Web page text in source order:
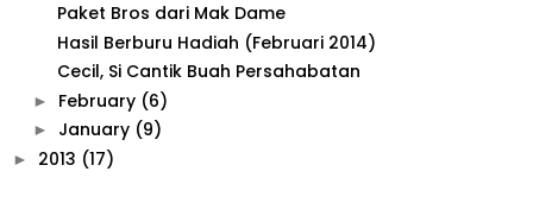
Paket Bros dari Mak Dame
Hasil Berburu Hadiah (Februari 2014)
Cecil, Si Cantik Buah Persahabatan
► February (6)
► January (9)
► 2013 (17)